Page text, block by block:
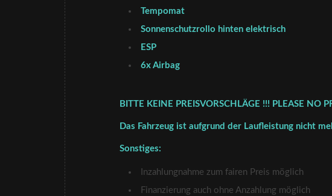
Tempomat
Sonnenschutzrollo hinten elektrisch
ESP
6x Airbag
BITTE KEINE PREISVORSCHLÄGE !!! PLEASE NO
Das Fahrzeug ist aufgrund der Laufleistung nicht
Sonstiges:
Inzahlungnahme zum fairen Preis möglich
Finanzierung auch ohne Anzahlung möglich